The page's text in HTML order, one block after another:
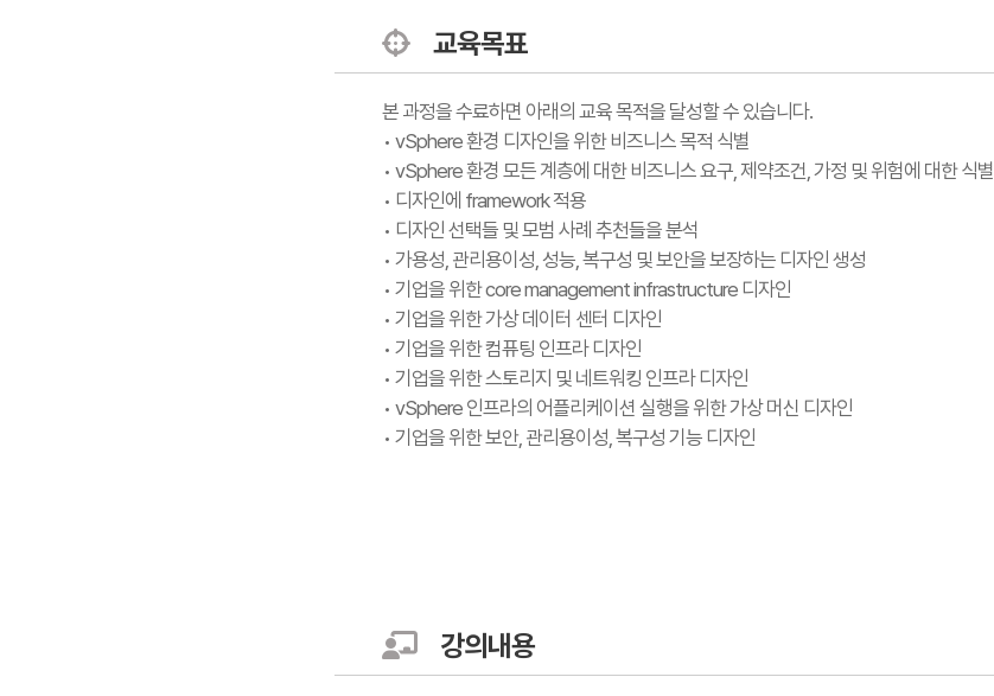
교육목표
본 과정을 수료하면 아래의 교육 목적을 달성할 수 있습니다.
• vSphere 환경 디자인을 위한 비즈니스 목적 식별
• vSphere 환경 모든 계층에 대한 비즈니스 요구, 제약조건, 가정 및 위험에 대한 식별
• 디자인에 framework 적용
• 디자인 선택들 및 모범 사례 추천들을 분석
• 가용성, 관리용이성, 성능, 복구성 및 보안을 보장하는 디자인 생성
• 기업을 위한 core management infrastructure 디자인
• 기업을 위한 가상 데이터 센터 디자인
• 기업을 위한 컴퓨팅 인프라 디자인
• 기업을 위한 스토리지 및 네트워킹 인프라 디자인
• vSphere 인프라의 어플리케이션 실행을 위한 가상 머신 디자인
• 기업을 위한 보안, 관리용이성, 복구성 기능 디자인
강의내용